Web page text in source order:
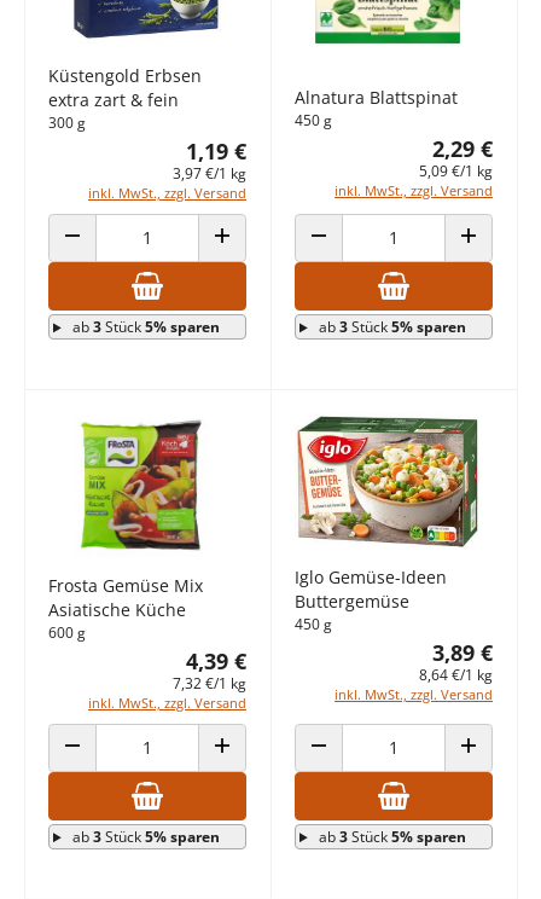
Küstengold Erbsen
extra zart & fein
300 g
1,19 €
3,97 €/1 kg
inkl. MwSt., zzgl. Versand
ANZAHL VERRINGERN ANZAHL ERHÖHEN
ab3Stück5% sparen
Alnatura Blattspinat
450 g
2,29 €
5,09 €/1 kg
inkl. MwSt., zzgl. Versand
ANZAHL VERRINGERN ANZAHL
ab3Stück5% sparen
Frosta Gemüse Mix
Asiatische Küche
600 g
4,39 €
7,32 €/1 kg
inkl. MwSt., zzgl. Versand
ANZAHL VERRINGERN ANZAHL ERHÖHEN
ab3Stück5% sparen
Iglo Gemüse-Ideen
Buttergemüse
450 g
3,89 €
8,64 €/1 kg
inkl. MwSt., zzgl. Versand
ANZAHL VERRINGERN ANZAHL
ab3Stück5% sparen